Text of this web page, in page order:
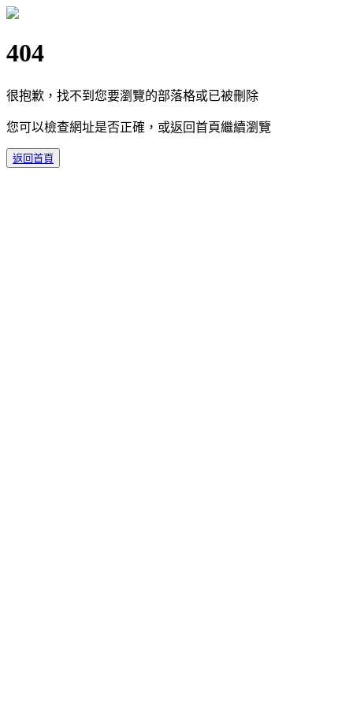
404
很抱歉，找不到您要瀏覽的部落格或已被刪除
您可以檢查網址是否正確，或返回首頁繼續瀏覽
返回首頁